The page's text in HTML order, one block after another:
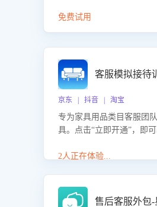
免费试用
客服模拟接待
京东 | 抖音 | 淘宝
专为家具用品类目客服团
具。点击“立即开通”，即
客服在家具用品功能、尺
2人正在体验...
售后客服外包-